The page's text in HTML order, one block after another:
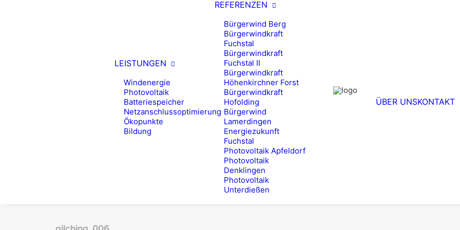
LEISTUNGEN
Windenergie
Photovoltaik
Batteriespeicher
Netzanschlussoptimierung
Ökopunkte
Bildung
REFERENZEN
Bürgerwind Berg
Bürgerwindkraft
Fuchstal
Bürgerwindkraft
Fuchstal II
Bürgerwindkraft
Höhenkirchner Forst
Bürgerwindkraft
Hofolding
Bürgerwind
Lamerdingen
Energiezukunft
Fuchstal
Photovoltaik Apfeldorf
Photovoltaik
Denklingen
Photovoltaik
Unterdießen
ÜBER UNSKONTAKT